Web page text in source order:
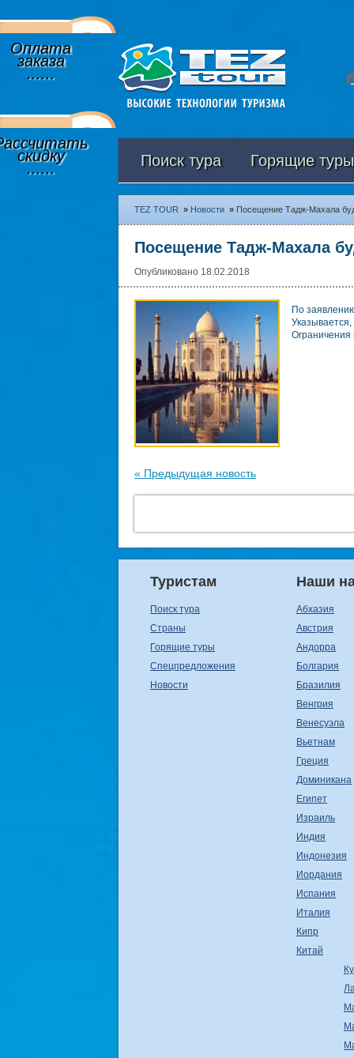
Оплата
заказа
......
скидку
...... Поиск тура Горящие туры
TEZ TOUR » Новости » Посещение Тадж-Махала
Посещение Тадж-Махала
Опубликовано 18.02.2018
По
Ограничения
« Предыдущая новость
Туристам
Поиск тура
Страны
Горящие туры
Спецпредложения
Новости
Наши
Абхазия
Австрия
Андорра
Болгария
Бразилия
Венгрия
Венесуэла
Вьетнам
Греция
Доминикана
Египет
Израиль
Индия
Индонезия
Иордания
Испания
Италия
Кипр
Китай